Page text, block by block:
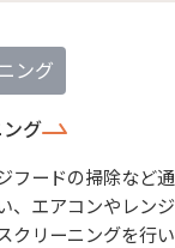
ング
グ
フードの掃除など
、エアコンやレン
クリーニングを行